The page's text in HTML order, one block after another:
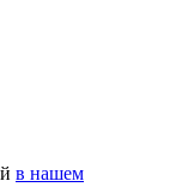
в нашем